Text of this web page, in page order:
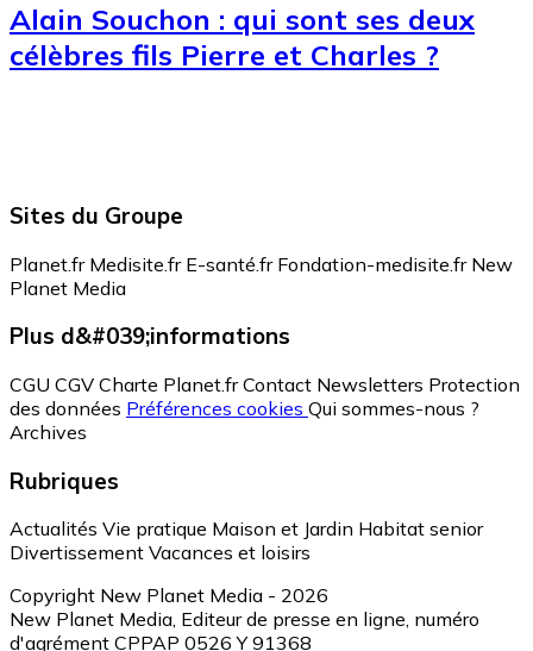
Alain Souchon : qui sont ses deux
célèbres fils Pierre et Charles ?
Sites du Groupe
Planet.fr Medisite.fr E-santé.fr Fondation-medisite.fr New
Planet Media
Plus d&#039;informations
CGU CGV Charte Planet.fr Contact Newsletters Protection
des données Préférences cookies Qui sommes-nous ?
Archives
Rubriques
Actualités Vie pratique Maison et Jardin Habitat senior
Divertissement Vacances et loisirs
Copyright New Planet Media - 2026
New Planet Media, Editeur de presse en ligne, numéro
d'agrément CPPAP 0526 Y 91368